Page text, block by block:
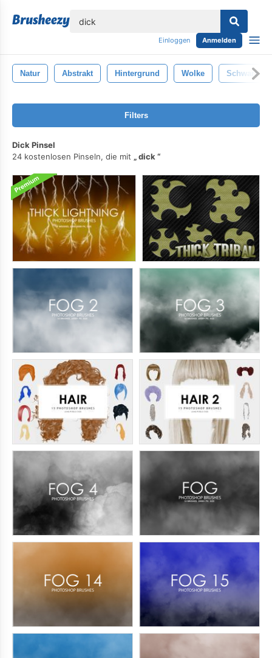
Einloggen Anmelden
Natur Abstrakt Hintergrund Wolke Schwarz
Filters
Dick Pinsel
24 kostenlosen Pinseln, die mit
dick